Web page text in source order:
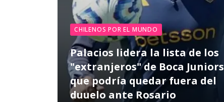
CHILENOS POR EL MUNDO
Palacios lidera la lista de los
"extranjeros" de Boca Juniors
que podría quedar fuera del
duuelo ante Rosario